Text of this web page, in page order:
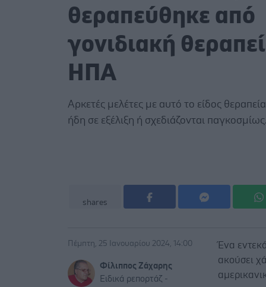
θεραπεύθηκε από
γονιδιακή
ΗΠΑ
Αρκετές μελέτες με αυτό το είδος
ήδη σε εξέλιξη ή σχεδιάζονται παγκοσμίως.
shares
Πέμπτη, 25 Ιανουαρίου 2024, 14:00
Φίλιππος Ζάχαρης
Ειδικά ρεπορτάζ -
Ένα
ακούσει